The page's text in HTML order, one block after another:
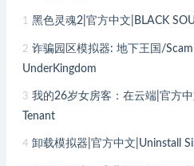
1 黑色灵魂2|官方中文|BLACK
2 诈骗园区模拟器: 地下王国/
UnderKingdom
3 我的26岁女房客：在云端|官方
Tenant
4 卸载模拟器|官方中文|Uninstall